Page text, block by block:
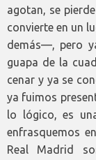
agotan, se
convierte en un
demás—, pero
guapa de la
cenar y ya se
ya fuimos
lo lógico, es
enfrasquemos
Real Madrid